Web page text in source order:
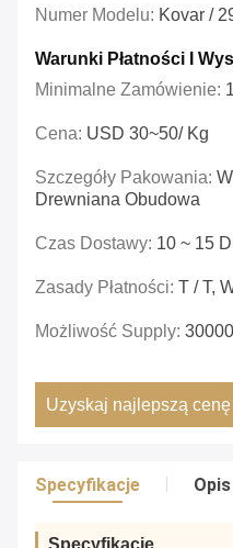
Numer Modelu: Kovar /
Warunki Płatności I
Minimalne Zamówienie:
Cena: USD 30~50/ Kg
Szczegóły Pakowania:
Drewniana Obudowa
Czas Dostawy: 10 ~ 15
Zasady Płatności: T / T,
Możliwość Supply:
Uzyskaj najlepszą cenę
Specyfikacje Opis